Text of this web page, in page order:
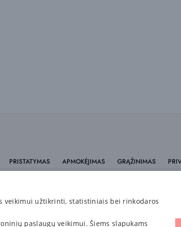
PRISTATYMAS APMOKĖJIMAS GRĄŽINIMAS
veikimui užtikrinti, statistiniais bei rinkodaros
paslaugų veikimui. Šiems slapukams